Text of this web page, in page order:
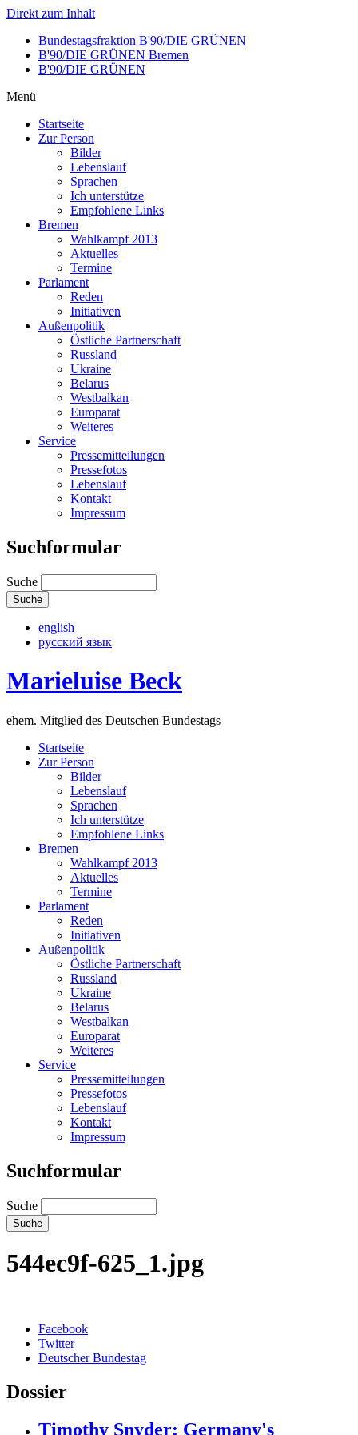
Direkt zum Inhalt
Bundestagsfraktion B'90/DIE GRÜNEN
B'90/DIE GRÜNEN Bremen
B'90/DIE GRÜNEN
Menü
Startseite
Zur Person
Bilder
Lebenslauf
Sprachen
Ich unterstütze
Empfohlene Links
Bremen
Wahlkampf 2013
Aktuelles
Termine
Parlament
Reden
Initiativen
Außenpolitik
Östliche Partnerschaft
Russland
Ukraine
Belarus
Westbalkan
Europarat
Weiteres
Service
Pressemitteilungen
Pressefotos
Lebenslauf
Kontakt
Impressum
Suchformular
Suche
english
русский язык
Marieluise Beck
ehem. Mitglied des Deutschen Bundestags
Startseite
Zur Person
Bilder
Lebenslauf
Sprachen
Ich unterstütze
Empfohlene Links
Bremen
Wahlkampf 2013
Aktuelles
Termine
Parlament
Reden
Initiativen
Außenpolitik
Östliche Partnerschaft
Russland
Ukraine
Belarus
Westbalkan
Europarat
Weiteres
Service
Pressemitteilungen
Pressefotos
Lebenslauf
Kontakt
Impressum
Suchformular
Suche
544ec9f-625_1.jpg
Facebook
Twitter
Deutscher Bundestag
Dossier
Timothy Snyder: Germany's